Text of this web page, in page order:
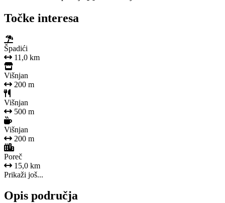
Točke interesa
Špadići
11,0 km
Višnjan
200 m
Višnjan
500 m
Višnjan
200 m
Poreč
15,0 km
Prikaži još...
Opis područja